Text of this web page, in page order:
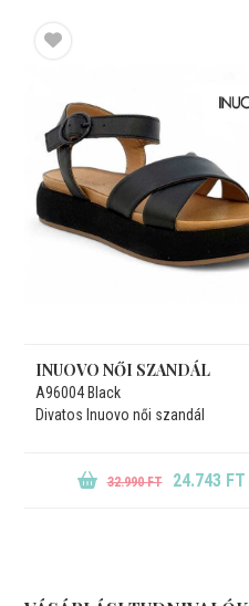
INUOVO NŐI SZANDÁL
A96004 Black
Divatos Inuovo női szandál
32.990 FT 24.743 FT